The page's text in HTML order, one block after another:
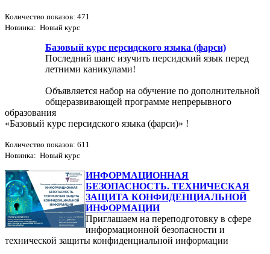
Количество показов: 471
Новинка: Новый курс
Базовый курс персидского языка (фарси)
Последний шанс изучить персидский язык перед
летними каникулами!
Объявляется набор на обучение по дополнительной
общеразвивающей программе непрерывного
образования
«Базовый курс персидского языка (фарси)» !
Количество показов: 611
Новинка: Новый курс
ИНФОРМАЦИОННАЯ
БЕЗОПАСНОСТЬ. ТЕХНИЧЕСКАЯ
ЗАЩИТА КОНФИДЕНЦИАЛЬНОЙ
ИНФОРМАЦИИ
Приглашаем на переподготовку в сфере
информационной безопасности и
технической защиты конфиденциальной информации